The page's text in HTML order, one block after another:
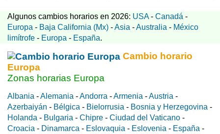
Algunos cambios horarios en 2026: USA- Canadá -
Europa - Baja California (Mx) -Asia -Australia - México
limítrofe - Europa - España.
Cambio horario
Europa
Zonas horarias Europa
Albania -Alemania -Andorra -Armenia -Austria -
Azerbaiyán - Bélgica - Bielorrusia - Bosnia y Herzegovina -
Holanda - Bulgaria - Chipre - Ciudad del Vaticano -
Croacia - Dinamarca - Eslovaquia - Eslovenia - España -